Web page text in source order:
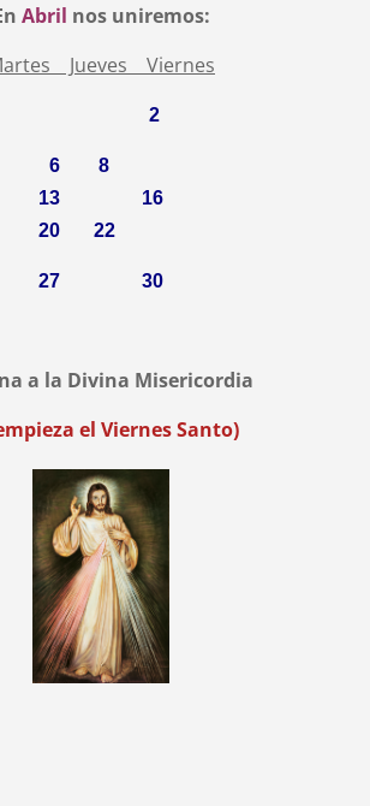
Abril nos uniremos:
Jueves Viernes
2
6 8
13 16
20 22
27 30
a la Divina Misericordia
el Viernes Santo)